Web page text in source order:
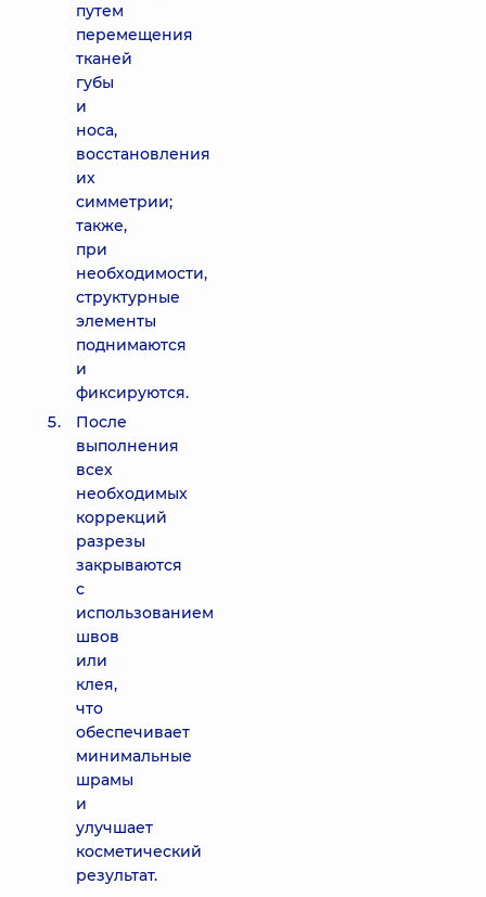
путем
перемещения
тканей
губы
и
носа,
восстановления
их
симметрии;
также,
при
необходимости,
структурные
элементы
поднимаются
и
фиксируются.
После
выполнения
всех
необходимых
коррекций
разрезы
закрываются
с
использованием
швов
или
клея,
что
обеспечивает
минимальные
шрамы
и
улучшает
косметический
результат.